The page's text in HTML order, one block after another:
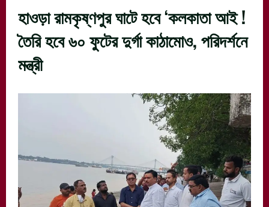
হাওড়া রামকৃষ্ণপুর ঘাটে হবে ‘কলকাতা আই !
তৈরি হবে ৬০ ফুটের দুর্গা কাঠামোও, পরিদর্শনে
মন্ত্রী